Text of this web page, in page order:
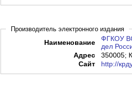
Производитель электронного издания
Наименование
ФГКОУ ВО
дел
Адрес
350005;
Сайт
http://